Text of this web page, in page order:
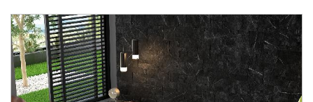
que el polvo no se acumule debajo de la cama.
Disponible en 5 colores de madera: Blanco, ártico, cambrian,
wengue y cerezo.